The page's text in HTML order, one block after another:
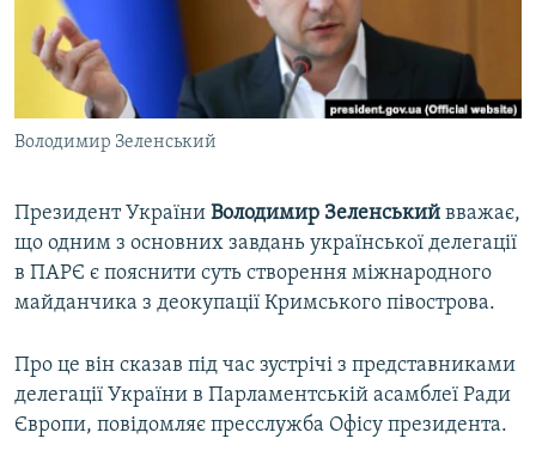
ВІДЕОУРОКИ «ELIFBE»
СВІДЧЕННЯ ОКУПАЦІЇ
УКРАЇНСЬКА ПРОБЛЕМА КРИМУ
ІНФОГРАФІКА
Русский
Qırımtatar
ДОЛУЧАЙСЯ!
Усі сайти RFE/RL
Володимир Зеленський
Президент України Володимир Зеленський вважає,
що одним з основних завдань української делегації
в ПАРЄ є пояснити суть створення міжнародного
майданчика з деокупації Кримського півострова.
Про це він сказав під час зустрічі з представниками
делегації України в Парламентській асамблеї Ради
Європи, повідомляє пресслужба Офісу президента.